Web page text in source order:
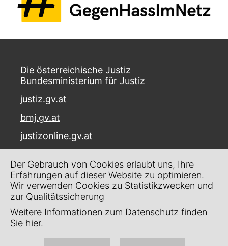
Die österreichische Justiz
Bundesministerium für Justiz
justiz.gv.at
bmj.gv.at
justizonline.gv.at
Museumstraße 7
1070 Wien
Kontakt
Impressum
Der Gebrauch von Cookies erlaubt uns, Ihre
Erfahrungen auf dieser Website zu optimieren.
Wir verwenden Cookies zu Statistikzwecken und
zur Qualitätssicherung
Weitere Informationen zum Datenschutz finden
Sie hier.